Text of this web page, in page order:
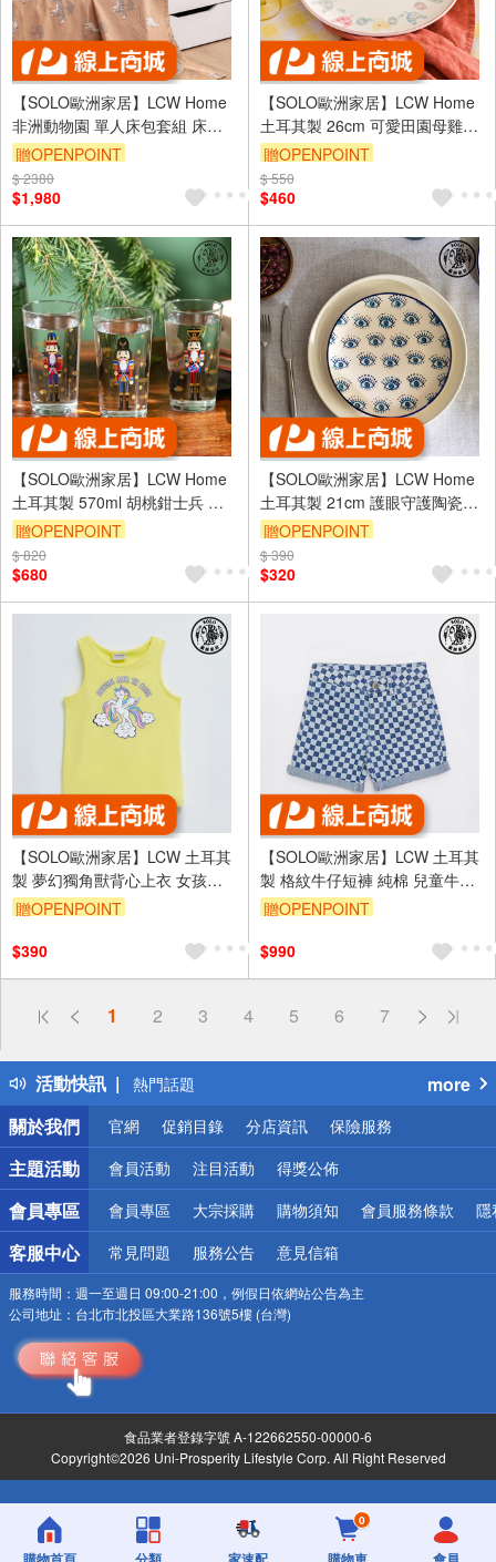
【SOLO歐洲家居】LCW Home
非洲動物園 單人床包套組 床包
兒童床包 單人床包 土耳其製造
100x200cm
贈OPENPOINT
$ 2380
$1,980
【SOLO歐洲家居】LCW Home
土耳其製 26cm 可愛田園母雞花
卉蛋圓盤 餐盤 蛋糕盤 甜點盤 點
心盤
贈OPENPOINT
$ 550
$460
【SOLO歐洲家居】LCW Home
土耳其製 570ml 胡桃鉗士兵 玻
璃杯三入組 茶杯 水杯 果汁杯 禮
物
贈OPENPOINT
$ 820
$680
【SOLO歐洲家居】LCW Home
土耳其製 21cm 護眼守護陶瓷圓
盤盤 地中海 藍眼睛
贈OPENPOINT
$ 390
$320
【SOLO歐洲家居】LCW 土耳其
製 夢幻獨角獸背心上衣 女孩上
衣 100%純棉 3-13歲
贈OPENPOINT
$390
【SOLO歐洲家居】LCW 土耳其
製 格紋牛仔短褲 純棉 兒童牛仔
褲 5-14歲
贈OPENPOINT
$990
1 2 3 4 5 6 7
活動快訊
偏遠地區配送
得獎公告
熱門話題
銀行優惠
偏遠地區配送
詐騙網頁！請小心！
more
關於我們
官網 促銷目錄 分店資訊 保險服務
主題活動 會員活動 注目活動 得獎公佈
會員專區 會員專區 大宗採購 購物須知 會員服務條款 隱
客服中心 常見問題 服務公告 意見信箱
服務時間： 週一至週日 09:00-21:00，例假日依網站公告為主
公司地址： 台北市北投區大業路136號5樓 (台灣)
食品業者登錄字號 A-122662550-00000-6
Copyright©2026 Uni-Prosperity Lifestyle Corp. All Right Reserved
0